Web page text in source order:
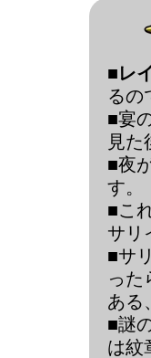
■レ
るの
■宴
見
■夜
す。
■こ
サリ
■サ
った
ある
■謎
は紋